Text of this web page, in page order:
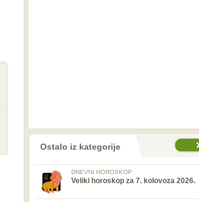
Ostalo iz kategorije
DNEVNI HOROSKOP
Veliki horoskop za 7. kolovoza 2026.